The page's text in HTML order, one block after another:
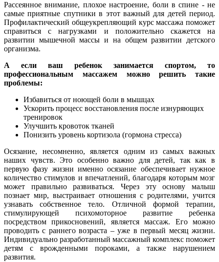
Рассеянное внимание, плохое настроение, боли в спине - не
самые приятные спутники в этот важный для детей период.
Профилактический общеукрепляющий курс массажа поможет
справиться с нагрузками и положительно скажется на
развитии мышечной массы и на общем развитии детского
организма.
А если ваш ребенок занимается спортом, то
профессиональным массажем можно решить такие
проблемы:
Избавиться от ноющей боли в мышцах
Ускорить процесс восстановления после изнуряющих
тренировок
Улучшить кровоток тканей
Понизить уровень кортизола (гормона стресса)
Осязание, несомненно, является одним из самых важных
наших чувств. Это особенно важно для детей, так как в
первую фазу жизни именно осязание обеспечивает нужное
количество стимулов и впечатлений, благодаря которым мозг
может правильно развиваться. Через эту основу малыш
познает мир, выстраивает отношения с родителями, учится
узнавать собственное тело. Отличной формой терапии,
стимулирующей психомоторное развитие ребенка
посредством прикосновений, является массаж. Его можно
проводить с раннего возраста – уже в первый месяц жизни.
Индивидуально разработанный массажный комплекс поможет
детям с врожденными пороками, а также нарушением
развития.